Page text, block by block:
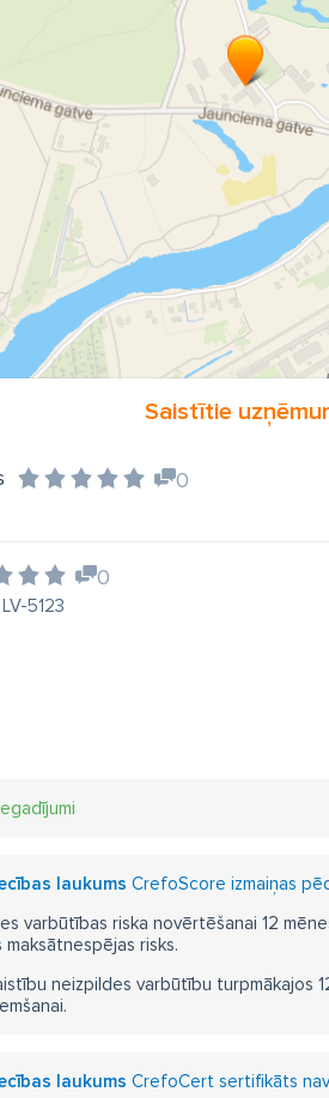
Saistītie
0
0
5123
laukums CrefoScore izmaiņas
varbūtības riska novērtēšanai 12
risks.
neizpildes varbūtību turpmākajos
laukums CrefoCert sertifikāts